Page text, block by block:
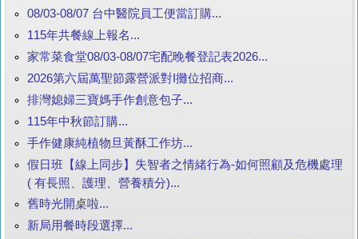
08/03-08/07 台中醫院員工便當訂購...
115年共餐線上報名...
家常菜食堂08/03-08/07宅配晚餐登記表2026...
2026第六屆萬聖節露營派對I攤位招商...
排灣媳婦三寶媽手作創意包子...
115年中秋節訂購...
手作健康純植物旦黃酥工作坊...
假日班【線上同步】失智者之情緒行為-如何照顧及危機處理
( 有長照、護理、營養積分)...
舊時光開桌啦...
新局用餐時段選擇...